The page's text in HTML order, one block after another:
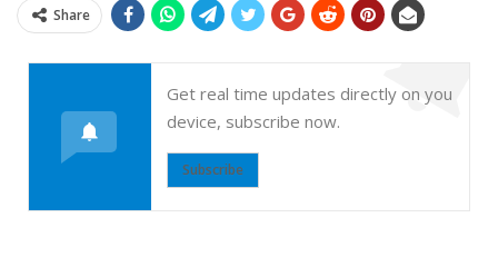
Share
Get real time updates directly on you
device, subscribe now.
Subscribe